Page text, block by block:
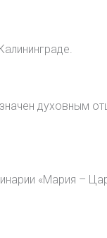
духовным
«Мария –